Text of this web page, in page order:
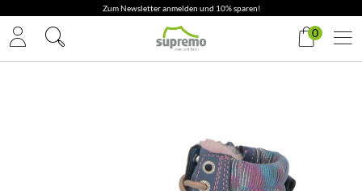
Zum Newsletter anmelden und 10% sparen!
0